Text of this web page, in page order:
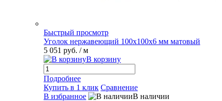
Быстрый просмотр
Уголок нержавеющий 100х100х6 мм матовый
5 051 руб. / м
В корзину
Подробнее
Купить в 1 клик Сравнение
В избранное
В наличии